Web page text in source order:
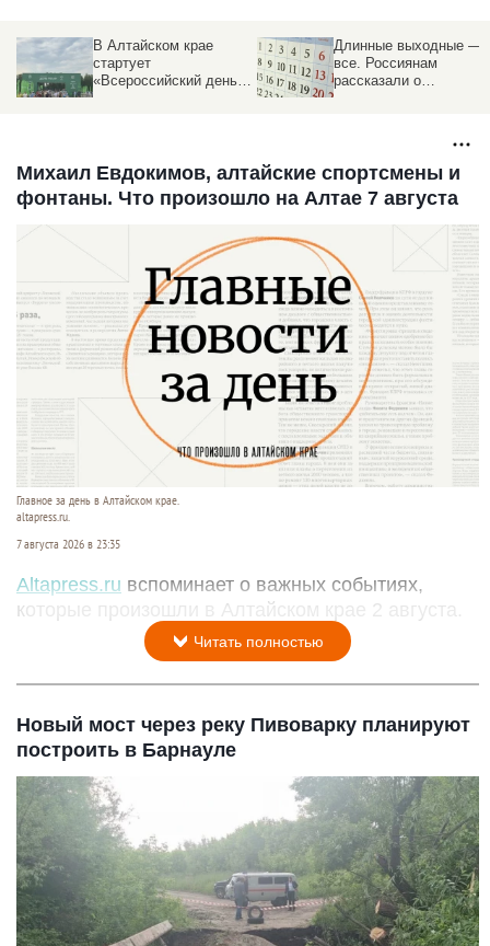
Длинные выходные —
все. Россиянам
рассказали о
Прервали свадьбу из-
за тысячи мотыльков
Михаил Евдокимов, алтайские спортсмены и
фонтаны. Что произошло на Алтае 7 августа
Главное за день в Алтайском крае.
altapress.ru.
7 августа 2026 в 23:35
Altapress.ru вспоминает о важных событиях,
которые произошли в Алтайском крае 2 августа.
Читать полностью
Новый мост через реку Пивоварку планируют
построить в Барнауле